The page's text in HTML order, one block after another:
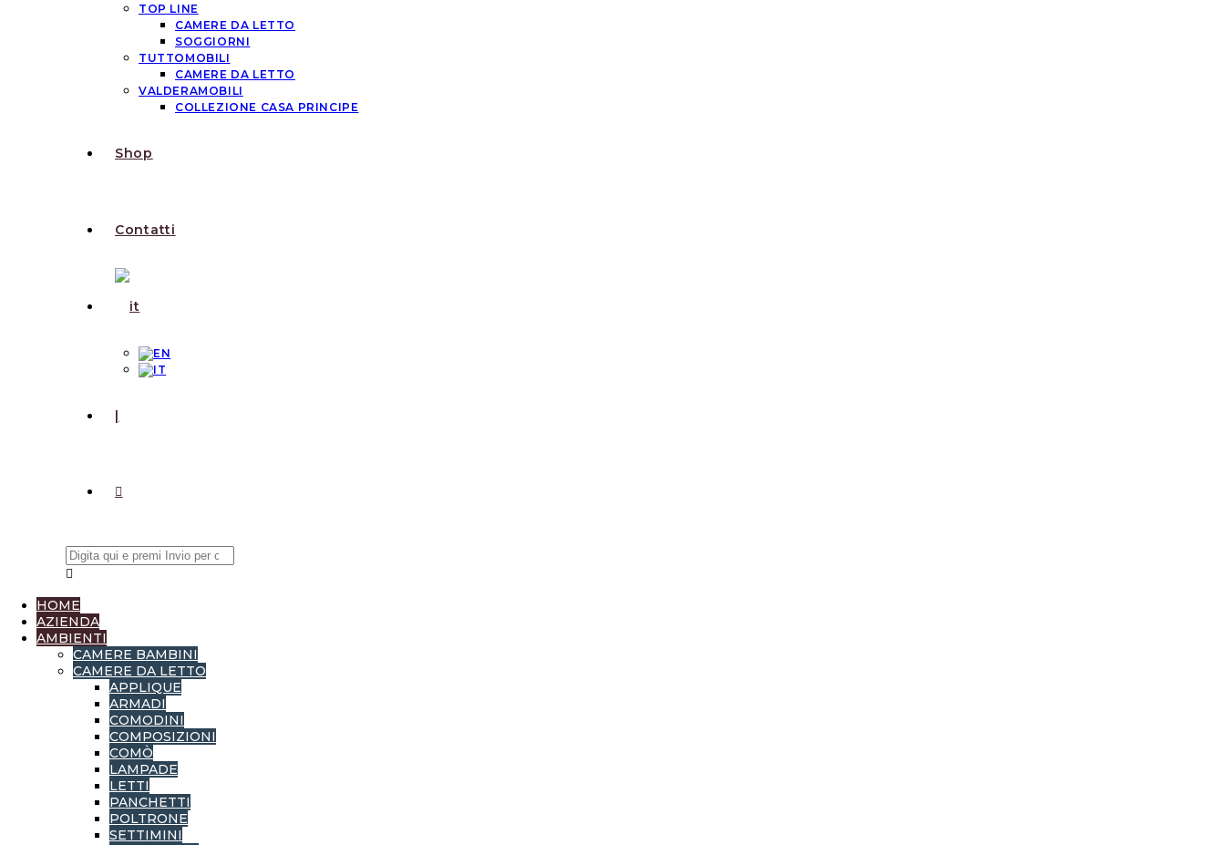
TOP LINE
CAMERE DA LETTO
SOGGIORNI
TUTTOMOBILI
CAMERE DA LETTO
VALDERAMOBILI
COLLEZIONE CASA PRINCIPE
Shop
Contatti
|
HOME
AZIENDA
AMBIENTI
CAMERE BAMBINI
CAMERE DA LETTO
APPLIQUE
ARMADI
COMODINI
COMPOSIZIONI
COMÒ
LAMPADE
LETTI
PANCHETTI
POLTRONE
SETTIMINI